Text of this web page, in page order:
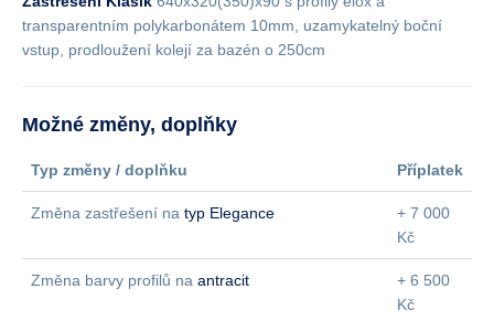
transparentním polykarbonátem 10mm, uzamykatelný boční
vstup, prodloužení kolejí za bazén o 250cm
Možné změny, doplňky
Typ změny / doplňku Příplatek
Změna zastřešení na typ Elegance
+ 7 000
Kč
Změna barvy profilů na antracit
+ 6 500
Kč